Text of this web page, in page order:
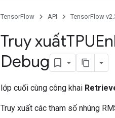
TensorFlow API TensorFlow
Truy xuất
Debug
lớp cuối cùng công khai
Truy xuất các tham số nhúng